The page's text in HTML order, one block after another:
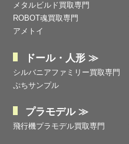
メタルビルド買取専門
ROBOT魂買取専門
アメトイ
ドール・人形 ≫
シルバニアファミリー買取専門
ぷちサンプル
プラモデル ≫
飛行機プラモデル買取専門